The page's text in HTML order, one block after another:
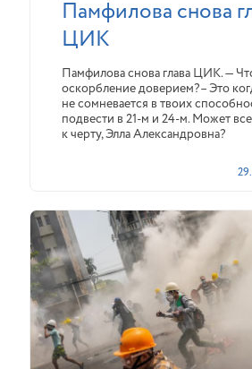
Памфилова снова
ЦИК
Памфилова снова глава ЦИК. —
оскорбление доверием?– Это
не сомневается в твоих
подвести в 21-м и 24-м. Может
к черту, Элла Александровна?